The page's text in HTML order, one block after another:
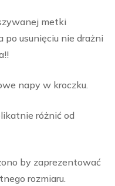
metki
usunięciu nie drażni
napy w kroczku.
różnić od
by zaprezentować
rozmiaru.